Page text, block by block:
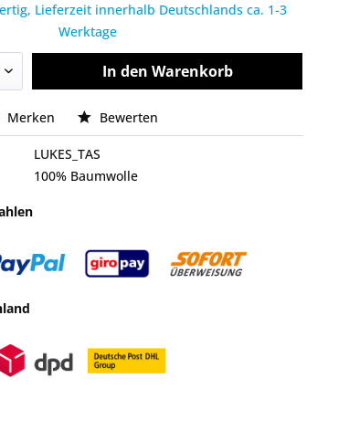
Lieferzeit innerhalb Deutschlands ca. 1-3
Werktage
In den Warenkorb
Merken Bewerten
LUKES_TAS
100% Baumwolle